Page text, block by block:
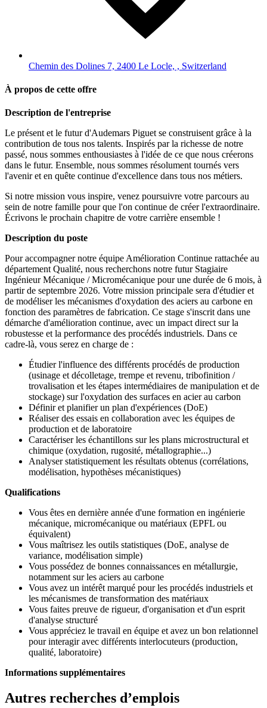
Chemin des Dolines 7, 2400 Le Locle, , Switzerland
À propos de cette offre
Description de l'entreprise
Le présent et le futur d'Audemars Piguet se construisent grâce à la
contribution de tous nos talents. Inspirés par la richesse de notre
passé, nous sommes enthousiastes à l'idée de ce que nous créerons
dans le futur. Ensemble, nous sommes résolument tournés vers
l'avenir et en quête continue d'excellence dans tous nos métiers.
Si notre mission vous inspire, venez poursuivre votre parcours au
sein de notre famille pour que l'on continue de créer l'extraordinaire.
Écrivons le prochain chapitre de votre carrière ensemble !
Description du poste
Pour accompagner notre équipe Amélioration Continue rattachée au
département Qualité, nous recherchons notre futur Stagiaire
Ingénieur Mécanique / Micromécanique pour une durée de 6 mois, à
partir de septembre 2026. Votre mission principale sera d'étudier et
de modéliser les mécanismes d'oxydation des aciers au carbone en
fonction des paramètres de fabrication. Ce stage s'inscrit dans une
démarche d'amélioration continue, avec un impact direct sur la
robustesse et la performance des procédés industriels. Dans ce
cadre-là, vous serez en charge de :
Étudier l'influence des différents procédés de production
(usinage et décolletage, trempe et revenu, tribofinition /
trovalisation et les étapes intermédiaires de manipulation et de
stockage) sur l'oxydation des surfaces en acier au carbon
Définir et planifier un plan d'expériences (DoE)
Réaliser des essais en collaboration avec les équipes de
production et de laboratoire
Caractériser les échantillons sur les plans microstructural et
chimique (oxydation, rugosité, métallographie...)
Analyser statistiquement les résultats obtenus (corrélations,
modélisation, hypothèses mécanistiques)
Qualifications
Vous êtes en dernière année d'une formation en ingénierie
mécanique, micromécanique ou matériaux (EPFL ou
équivalent)
Vous maîtrisez les outils statistiques (DoE, analyse de
variance, modélisation simple)
Vous possédez de bonnes connaissances en métallurgie,
notamment sur les aciers au carbone
Vous avez un intérêt marqué pour les procédés industriels et
les mécanismes de transformation des matériaux
Vous faites preuve de rigueur, d'organisation et d'un esprit
d'analyse structuré
Vous appréciez le travail en équipe et avez un bon relationnel
pour interagir avec différents interlocuteurs (production,
qualité, laboratoire)
Informations supplémentaires
Autres recherches d’emplois